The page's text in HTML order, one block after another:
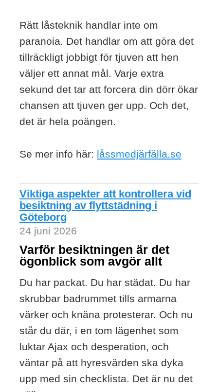
Rätt låsteknik handlar inte om
paranoia. Det handlar om att göra det
tillräckligt jobbigt för tjuven att hen
väljer ett annat mål. Varje extra
sekund det tar att forcera din dörr ökar
chansen att tjuven ger upp. Och det,
det är hela poängen.
Se mer info här: låssmedjärfälla.se
Viktiga aspekter att kontrollera vid
besiktning av flyttstädning i
Göteborg
24 juni 2026
Varför besiktningen är det
ögonblick som avgör allt
Du har packat. Du har städat. Du har
skrubbar badrummet tills armarna
värker och knäna protesterar. Och nu
står du där, i en tom lägenhet som
luktar Ajax och desperation, och
väntar på att hyresvärden ska dyka
upp med sin checklista. Det är nu det